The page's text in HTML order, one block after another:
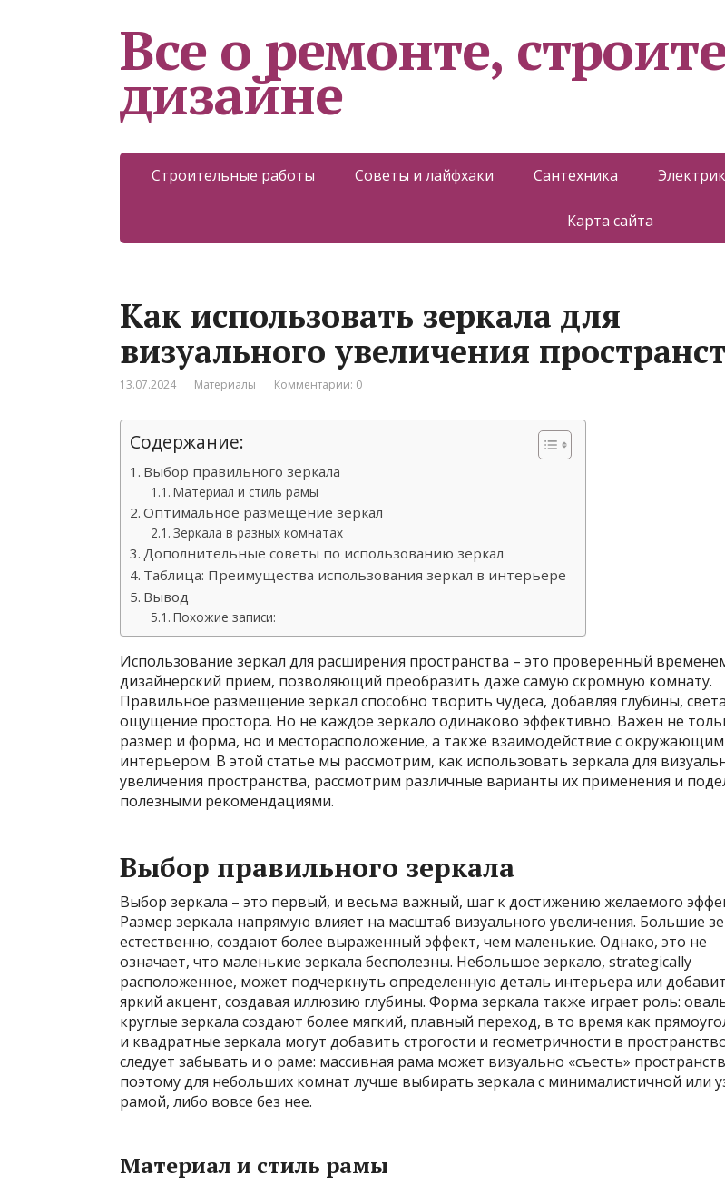
Все о ремонте,
дизайне
Строительные работы Советы и лайфхаки Сантехника
Карта сайта
Как использовать зеркала для
визуального увеличения
13.07.2024 Материалы Комментарии: 0
Содержание:
Выбор правильного зеркала
Материал и стиль рамы
Оптимальное размещение зеркал
Зеркала в разных комнатах
Дополнительные советы по использованию зеркал
Таблица: Преимущества использования зеркал в интерьере
Вывод
Похожие записи:
Использование зеркал для расширения пространства – это проверенный
дизайнерский прием, позволяющий преобразить даже самую скромную комнату.
Правильное размещение зеркал способно творить чудеса, добавляя глубины,
ощущение простора. Но не каждое зеркало одинаково эффективно. Важен не
размер и форма, но и месторасположение, а также взаимодействие с окружающим
интерьером. В этой статье мы рассмотрим, как использовать зеркала для
увеличения пространства, рассмотрим различные варианты их применения и
полезными рекомендациями.
Выбор правильного зеркала
Выбор зеркала – это первый, и весьма важный, шаг к достижению желаемого
Размер зеркала напрямую влияет на масштаб визуального увеличения. Большие
естественно, создают более выраженный эффект, чем маленькие. Однако, это не
означает, что маленькие зеркала бесполезны. Небольшое зеркало, strategically
расположенное, может подчеркнуть определенную деталь интерьера или
яркий акцент, создавая иллюзию глубины. Форма зеркала также играет роль:
круглые зеркала создают более мягкий, плавный переход, в то время как
и квадратные зеркала могут добавить строгости и геометричности в
следует забывать и о раме: массивная рама может визуально «съесть»
поэтому для небольших комнат лучше выбирать зеркала с минималистичной или
рамой, либо вовсе без нее.
Материал и стиль рамы